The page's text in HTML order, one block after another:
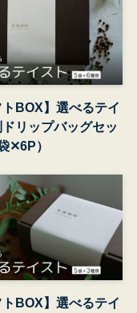
トBOX】選べるテイ
ドリップバッグセッ
✕6P）
トBOX】選べるテイ